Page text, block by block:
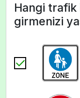
Hangi
girmenizi